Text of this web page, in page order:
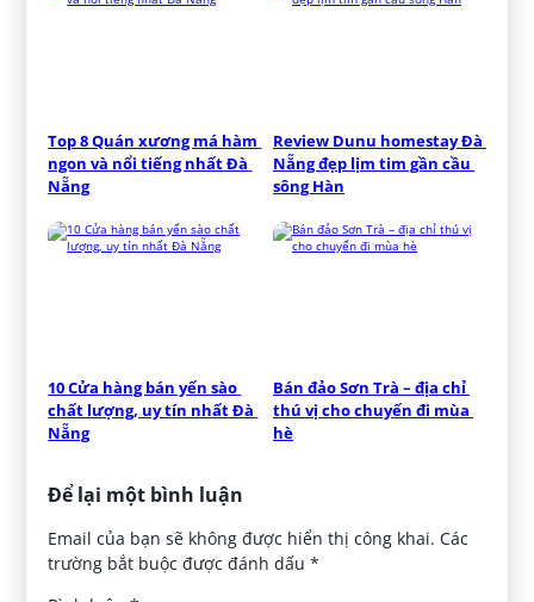
Top 8 Quán xương má hàm
ngon và nổi tiếng nhất Đà
Nẵng
Review Dunu homestay Đà
Nẵng đẹp lịm tim gần cầu
sông Hàn
10 Cửa hàng bán yến sào
chất lượng, uy tín nhất Đà
Nẵng
Bán đảo Sơn Trà – địa chỉ
thú vị cho chuyến đi mùa
hè
Để lại một bình luận
Email của bạn sẽ không được hiển thị công khai. Các
trường bắt buộc được đánh dấu*